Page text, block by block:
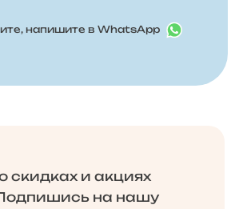
напишите в WhatsApp
скидках и акциях
на нашу